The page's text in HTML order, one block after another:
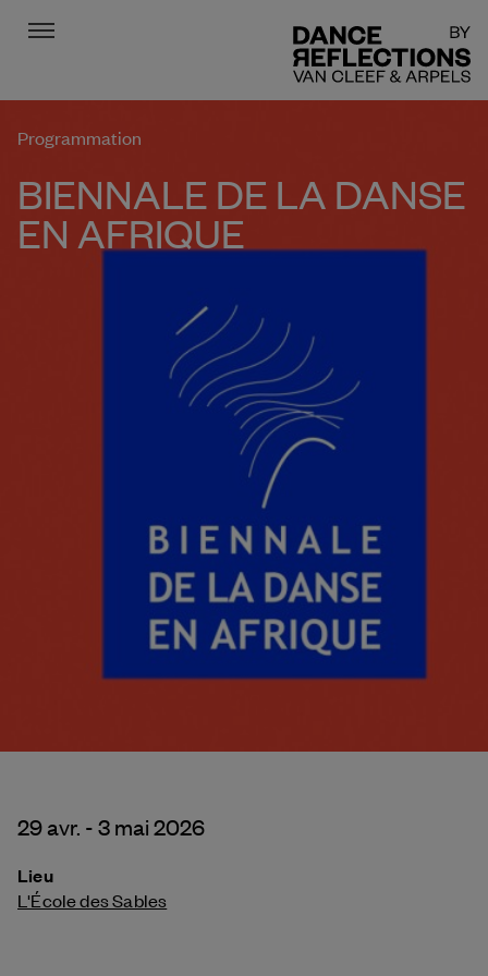
Menu
Programmation
BIENNALE DE LA DANSE
EN AFRIQUE
29 avr. - 3 mai 2026
Lieu
L'École des Sables